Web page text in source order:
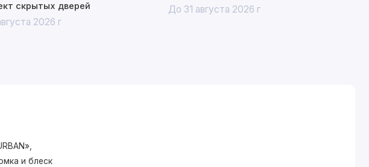
скрытых дверей
2026 г
До 31 августа 2026 г
и блеск